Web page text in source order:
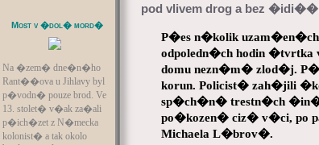
Most v �dol� mord�
Na �zem� dne�n�ho
Rant��ova u Jihlavy byl
p�vodn� pouze brod. Ve
13. stolet� v�ak za�ali
p�ich�zet z N�mecka
kolonist� a tak okolo
pod vlivem drog a bez
P�es n�kolik
odpoledn�ch hodin �tvrtka
domu nezn�m� zlod�j.
korun. Policist� zah�jili
sp�ch�n� trestn�ch
po�kozen� ciz� v�ci, po
Michaela L�brov�.